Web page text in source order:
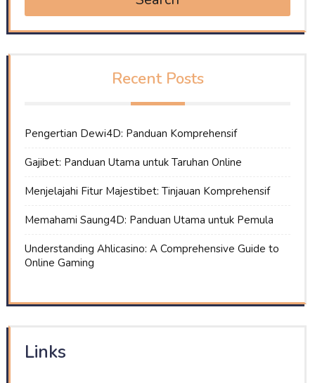
Recent Posts
Pengertian Dewi4D: Panduan Komprehensif
Gajibet: Panduan Utama untuk Taruhan Online
Menjelajahi Fitur Majestibet: Tinjauan Komprehensif
Memahami Saung4D: Panduan Utama untuk Pemula
Understanding Ahlicasino: A Comprehensive Guide to
Online Gaming
Links